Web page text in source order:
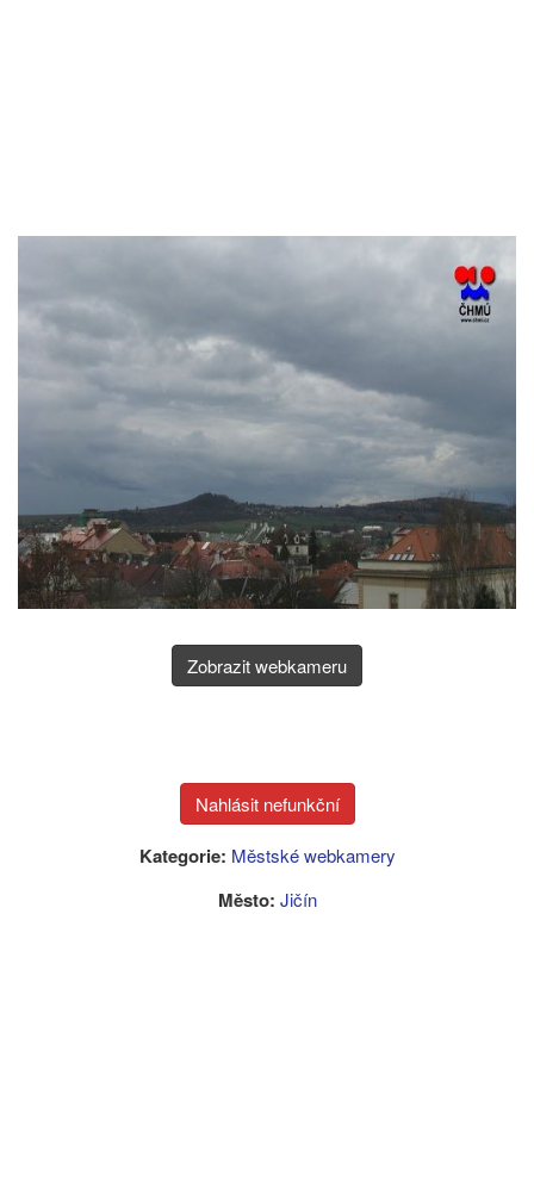
Zobrazit webkameru
Kategorie: Městské webkamery
Město: Jičín